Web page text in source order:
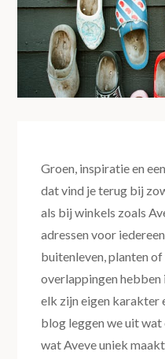
Groen, inspiratie en
dat vind je terug bij
als bij winkels zoals
adressen voor
buitenleven, planten
overlappingen hebben
elk zijn eigen karakter
blog leggen we uit wat
wat Aveve uniek